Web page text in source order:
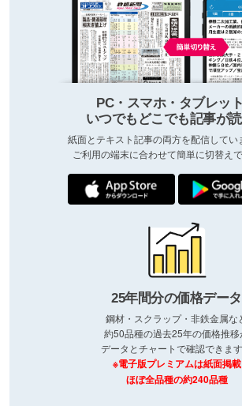
PC・スマホ・タブレッ
いつでもどこでも記事が
紙面とテキスト記事の両方を配信してい
ご利用の端末に合わせて簡単に切替えで
25年間分の価格データ
鋼材・スクラップ・非鉄金属な
約50品種の過去25年の価格推移
データとチャートで確認できます
※電子版プレミアムは紙面掲載
ほぼ全品種の約240品種